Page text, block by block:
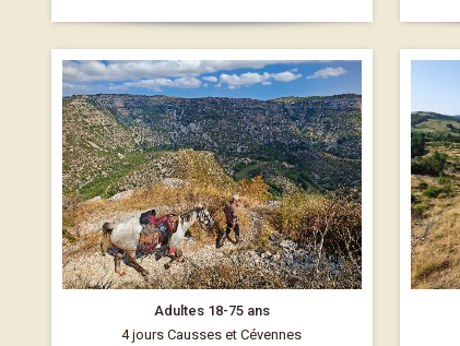
Adultes 18-75 ans
4 jours Causses et Cévennes